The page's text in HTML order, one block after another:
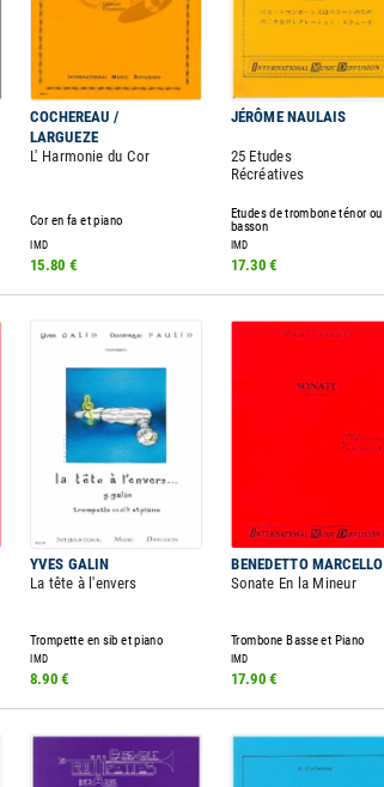
COCHEREAU /
LARGUEZE
JÉRÔME NAULAIS
L' Harmonie du Cor
25 Etudes
Récréatives
Cor en fa et piano Etudes de trombone ténor ou
basson
IMD IMD
15.80 € 17.30 €
YVES GALIN BENEDETTO MARCELLO
La tête à l'envers Sonate En la Mineur
Trompette en sib et piano Trombone Basse et Piano
IMD IMD
8.90 € 17.90 €